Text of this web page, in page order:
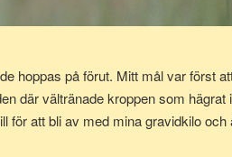
hoppas på förut. Mitt mål var först
där vältränade kroppen som hägrat
för att bli av med mina gravidkilo och